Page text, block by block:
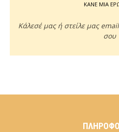
ΚΑΝΕ ΜΙΑ
Κάλεσέ μας ή στείλε μας
σου